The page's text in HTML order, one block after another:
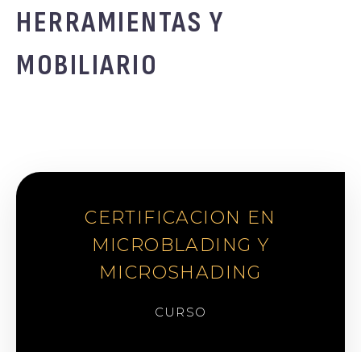
HERRAMIENTAS Y
MOBILIARIO
CERTIFICACION EN
MICROBLADING Y
MICROSHADING
CURSO